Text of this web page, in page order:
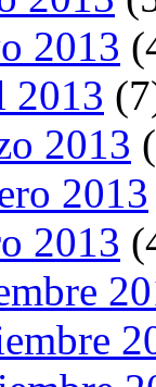
2013
2013
2013
2013
2013